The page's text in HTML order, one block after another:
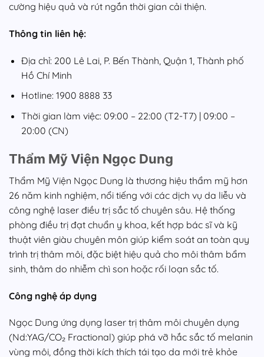
cường hiệu quả và rút ngắn thời gian cải thiện.
Thông tin liên hệ:
Địa chỉ: 200 Lê Lai, P. Bến Thành, Quận 1, Thành phố
Hồ Chí Minh
Hotline: 1900 8888 33
Thời gian làm việc: 09:00 – 22:00 (T2-T7) | 09:00 –
20:00 (CN)
Thẩm Mỹ Viện Ngọc Dung
Thẩm Mỹ Viện Ngọc Dung là thương hiệu thẩm mỹ hơn
26 năm kinh nghiệm, nổi tiếng với các dịch vụ da liễu và
công nghệ laser điều trị sắc tố chuyên sâu. Hệ thống
phòng điều trị đạt chuẩn y khoa, kết hợp bác sĩ và kỹ
thuật viên giàu chuyên môn giúp kiểm soát an toàn quy
trình trị thâm môi, đặc biệt hiệu quả cho môi thâm bẩm
sinh, thâm do nhiễm chì son hoặc rối loạn sắc tố.
Công nghệ áp dụng
Ngọc Dung ứng dụng laser trị thâm môi chuyên dụng
(Nd:YAG/CO₂ Fractional) giúp phá vỡ hắc sắc tố melanin
vùng môi, đồng thời kích thích tái tạo da mới trẻ khỏe